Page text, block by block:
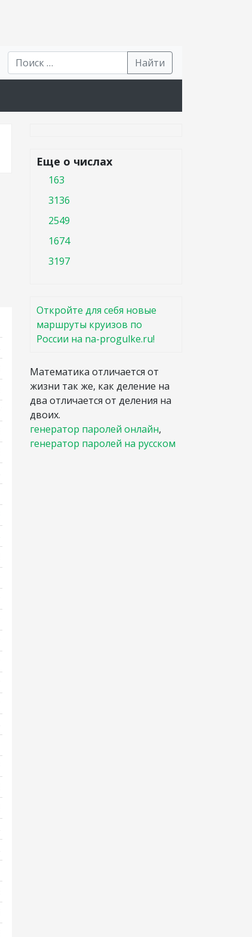
Найти
Еще о числах
163
3136
2549
1674
3197
Откройте для себя новые
маршруты круизов по
России на na-progulke.ru!
Математика отличается от
жизни так же, как деление на
два отличается от деления на
двоих.
генератор паролей онлайн,
генератор паролей на русском